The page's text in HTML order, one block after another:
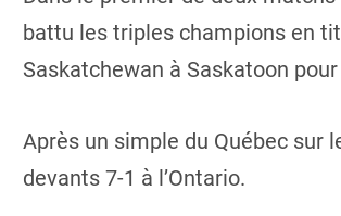
battu les triples champions en
Saskatchewan à Saskatoon
Après un simple du Québec sur
devants 7-1 à l’Ontario.